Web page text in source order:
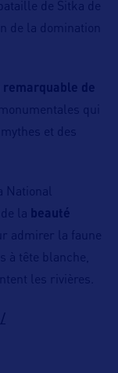
de Sitka de
de la domination
remarquable de
qui
et des
National
la beauté
admirer la faune
à tête blanche,
les rivières.